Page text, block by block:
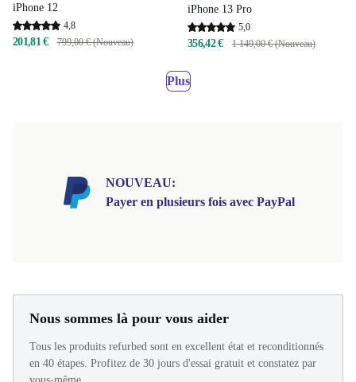
iPhone 12
4,8
201,81 € 799,00 € (Nouveau)
iPhone 13 Pro
5,0
356,42 € 1 149,00 € (Nouveau)
Plus
NOUVEAU:
Payer en plusieurs fois avec PayPal
Nous sommes là pour vous aider
Tous les produits refurbed sont en excellent état et reconditionnés
en 40 étapes. Profitez de 30 jours d'essai gratuit et constatez par